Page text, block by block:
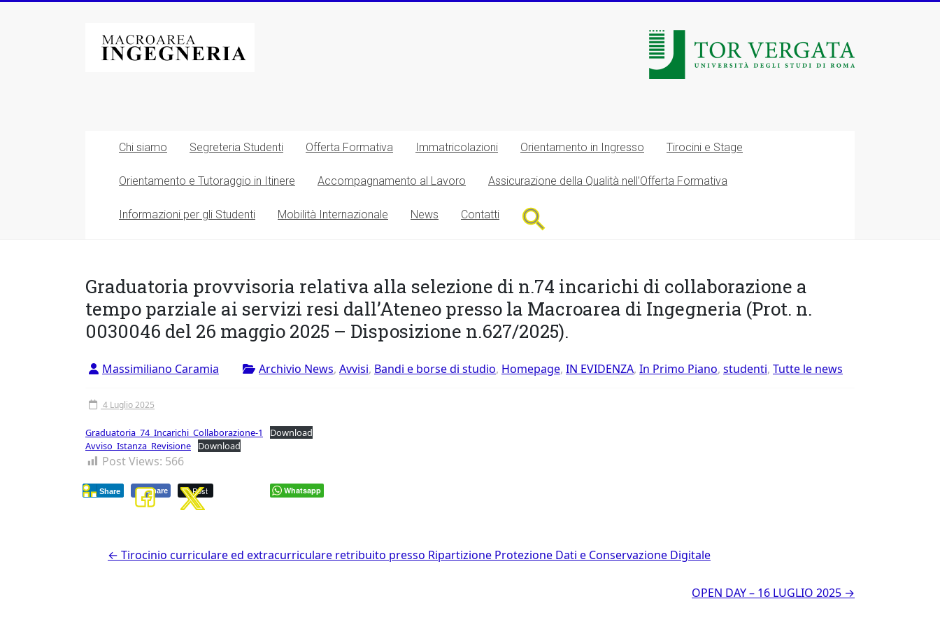
Macroarea
di
Università
degli
Studi
Tor
Vergata
Chi siamo Segreteria Studenti Offerta Formativa Immatricolazioni Orientamento in Ingresso Tirocini e Stage
Orientamento e Tutoraggio in Itinere Accompagnamento al Lavoro Assicurazione della Qualità nell’Offerta Formativa
Informazioni per gli Studenti Mobilità Internazionale News Contatti
Graduatoria provvisoria relativa alla selezione di n.74 incarichi di collaborazione a
tempo parziale ai servizi resi dall’Ateneo presso la Macroarea di Ingegneria (Prot. n.
0030046 del 26 maggio 2025 – Disposizione n.627/2025).
Massimiliano Caramia Archivio News, Avvisi, Bandi e borse di studio, Homepage, IN EVIDENZA, In Primo Piano, studenti, Tutte le news
4 Luglio 2025
Graduatoria_74_Incarichi_Collaborazione-1
Download
Avviso_Istanza_Revisione
Download
Post Views: 566
Share Post
Share Whatsapp
← Tirocinio curriculare ed extracurriculare retribuito presso Ripartizione Protezione Dati e Conservazione Digitale
OPEN DAY – 16 LUGLIO 2025 →